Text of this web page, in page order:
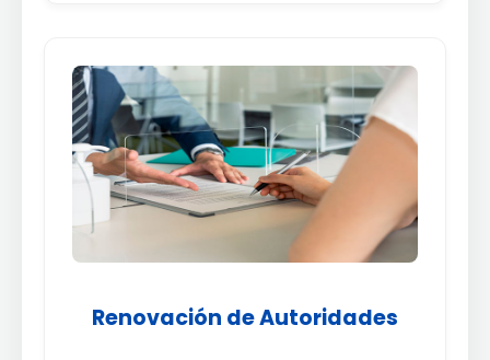
Renovación de Autoridades